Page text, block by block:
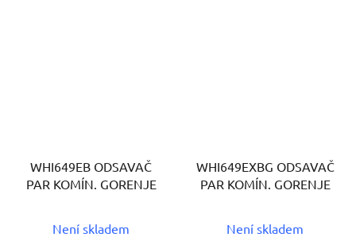
WHI649EB ODSAVAČ
PAR KOMÍN. GORENJE
Není skladem
WHI649EXBG ODSAVAČ
PAR KOMÍN. GORENJE
Není skladem